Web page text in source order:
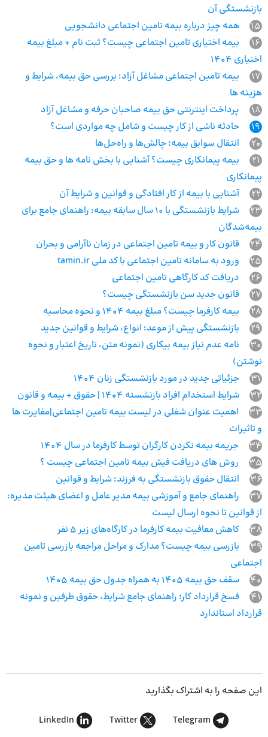
بازنشستگی آن
15
همه چیز درباره بیمه تامین اجتماعی دانشجویی
16
بیمه اختیاری تامین اجتماعی چیست؟ ثبت نام + مبلغ بیمه
اختیاری 1404
17
بیمه تامین اجتماعی مشاغل آزاد؛ بررسی حق بیمه، شرایط و
هزینه ها
18
پرداخت اینترنتی حق بیمه صاحبان حرفه و مشاغل آزاد
19
حادثه ناشی از کار چیست و شامل چه مواردی است؟
20
انتقال سوابق بیمه؛ چالش‌ها و راه‌حل‌ها
21
بیمه پیمانکاری چیست؟ آشنایی با بخش نامه ها و حق بیمه
پیمانکاری
22
آشنایی با بیمه از کار افتادگی و قوانین و شرایط آن
23
شرایط بازنشستگی با ۱۰ سال سابقه بیمه: راهنمای جامع برای
بیمه‌شدگان
24
قانون کار و بیمه تامین اجتماعی در زمان ناآرامی و بحران
25
ورود به سامانه تامین اجتماعی با کد ملی tamin.ir
26
دریافت کد کارگاهی تامین اجتماعی
27
قانون جدید سن بازنشستگی چیست؟
28
بیمه کارفرما چیست؟ مبلغ بیمه ۱۴۰۴ و نحوه محاسبه
29
بازنشستگی پیش از موعد؛ انواع، شرایط و قوانین جدید
30
نامه عدم نیاز بیمه بیکاری (نمونه متن، تاریخ اعتبار و نحوه
نوشتن)
31
جزئیاتی جدید در مورد بازنشستگی زنان ۱۴۰۴
32
شرایط استخدام افراد بازنشسته ۱۴۰۴ | حقوق + بیمه و قانون
33
اهمیت عنوان شغلی در لیست بیمه تامین اجتماعی|مغایرت ها
و تاثیرات
34
جریمه بیمه نکردن کارگران توسط کارفرما در سال ۱۴۰۴
35
روش های دریافت فیش بیمه تامین اجتماعی چیست ؟
36
انتقال حقوق بازنشستگی به فرزند؛ شرایط و قوانین
37
راهنمای جامع و آموزشی بیمه مدیر عامل و اعضای هیئت مدیره:
از قوانین تا نحوه ارسال لیست
38
کاهش معافیت بیمه کارفرما در کارگاه‌های زیر 5 نفر
39
بازرسی بیمه چیست؟ مدارک و مراحل مراجعه بازرسی تامین
اجتماعی
40
سقف حق بیمه 1405 به همراه جدول حق بیمه 1405
41
فسخ قرارداد کار؛ راهنمای جامع شرایط، حقوق طرفین و نمونه
قرارداد استاندارد
این صفحه را به اشتراک بگذارید
Telegram
Twitter
LinkedIn